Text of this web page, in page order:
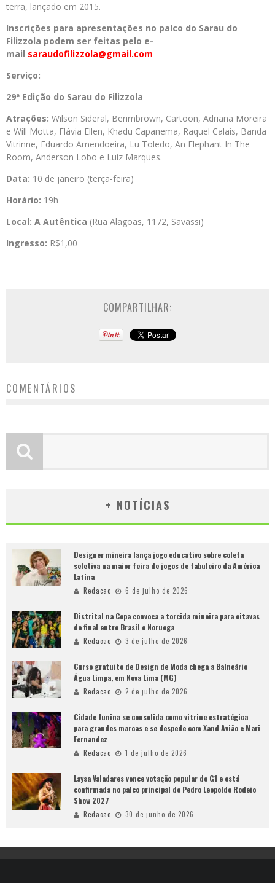
terra, lançado em 2015.
Inscrições para apresentações no palco do Sarau do
Filizzola podem ser feitas pelo e-
mail saraudofilizzola@gmail.com
Serviço:
29ª Edição do Sarau do Filizzola
Atrações: Wilson Sideral, Berimbrown, Cartoon, Adriana Moreira
e Will Motta, Flávia Ellen, Khadu Capanema, Raquel Calais, Banda
Vitrinne, Eduardo Amendoeira, Lu Toledo, An Elephant In The
Room, Anderson Lobo e Luiz Marques.
Data: 10 de janeiro (terça-feira)
Horário: 19h
Local: A Autêntica (Rua Alagoas, 1172, Savassi)
Ingresso: R$1,00
COMPARTILHAR:
COMENTÁRIOS
+ NOTÍCIAS
Designer mineira lança jogo educativo sobre coleta
seletiva na maior feira de jogos de tabuleiro da América
Latina
Redacao 6 de julho de 2026
Distrital na Copa convoca a torcida mineira para oitavas
de final entre Brasil e Noruega
Redacao 3 de julho de 2026
Curso gratuito de Design de Moda chega a Balneário
Água Limpa, em Nova Lima (MG)
Redacao 2 de julho de 2026
Cidade Junina se consolida como vitrine estratégica
para grandes marcas e se despede com Xand Avião e Mari
Fernandez
Redacao 1 de julho de 2026
Laysa Valadares vence votação popular do G1 e está
confirmada no palco principal do Pedro Leopoldo Rodeio
Show 2027
Redacao 30 de junho de 2026